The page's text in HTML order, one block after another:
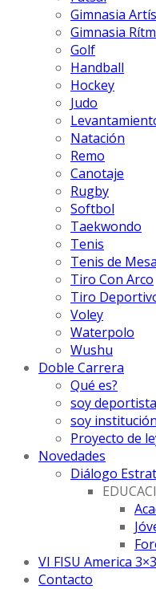
Gimnasia
Gimnasia
Golf
Handball
Hockey
Judo
Natación
Remo
Canotaje
Rugby
Softbol
Taekwondo
Tenis
Tenis de Mesa
Tiro Con Arco
Tiro
Voley
Waterpolo
Wushu
Doble Carrera
Qué es?
soy deportista
soy institución
Proyecto de
Novedades
Diálogo
VI FISU America 3×3
Contacto